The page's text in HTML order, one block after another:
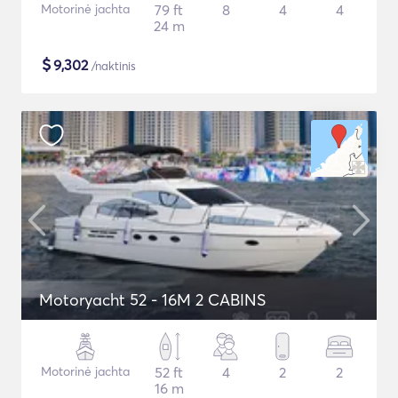
Motorinė jachta
79 ft
24 m
8 4 4
$9,302/naktinis
Motoryacht 52 - 16M 2 CABINS
Motorinė jachta
52 ft
16 m
4 2 2